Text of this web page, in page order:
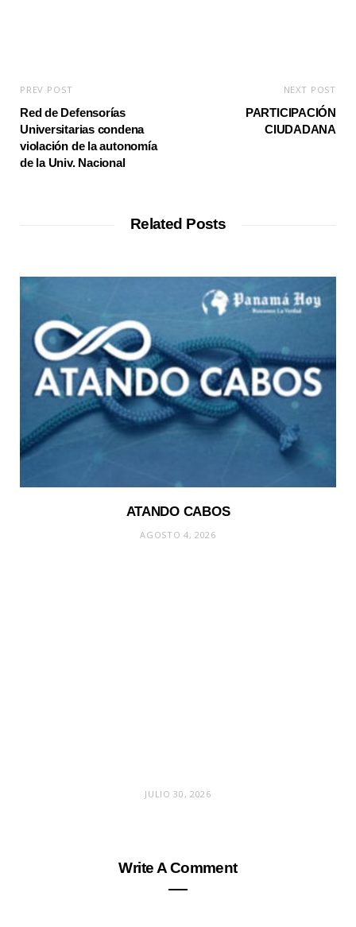
PREV POST
Red de Defensorías
Universitarias condena
violación de la autonomía
de la Univ. Nacional
NEXT POST
PARTICIPACIÓN
CIUDADANA
Related Posts
ATANDO CABOS
AGOSTO 4, 2026
JULIO 30, 2026
Write A Comment